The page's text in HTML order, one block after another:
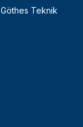
Göthes Teknik